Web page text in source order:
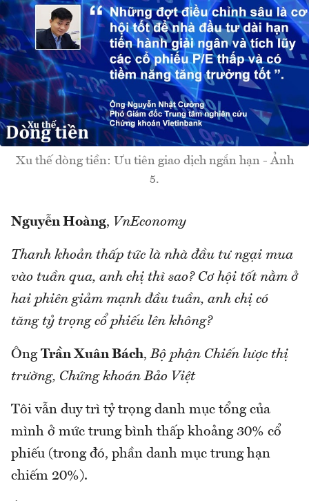
Xu thế dòng tiền: Ưu tiên giao dịch ngắn hạn - Ảnh
5.
Nguyễn Hoàng, VnEconomy
Thanh khoản thấp tức là nhà đầu tư ngại mua
vào tuần qua, anh chị thì sao? Cơ hội tốt nằm ở
hai phiên giảm mạnh đầu tuần, anh chị có
tăng tỷ trọng cổ phiếu lên không?
Ông Trần Xuân Bách,Bộ phận Chiến lược thị
trường, Chứng khoán Bảo Việt
Tôi vẫn duy trì tỷ trọng danh mục tổng của
mình ở mức trung bình thấp khoảng 30% cổ
phiếu (trong đó, phần danh mục trung hạn
chiếm 20%).